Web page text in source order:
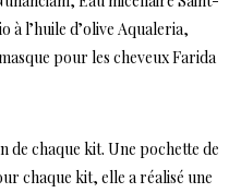
à l’huile d’olive Aqualeria,
pour les cheveux Farida
de chaque kit. Une pochette de
chaque kit, elle a réalisé une